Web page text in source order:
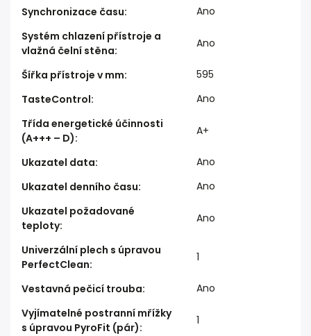
Synchronizace času:
Ano
Systém chlazení přístroje a
vlažná čelní stěna:
Ano
Šířka přístroje v mm:
595
TasteControl:
Ano
Třída energetické účinnosti
(A+++ – D):
A+
Ukazatel data:
Ano
Ukazatel denního času:
Ano
Ukazatel požadované
teploty:
Ano
Univerzální plech s úpravou
PerfectClean:
1
Vestavná pečicí trouba:
Ano
Vyjímatelné postranní mřížky
s úpravou PyroFit (pár):
1